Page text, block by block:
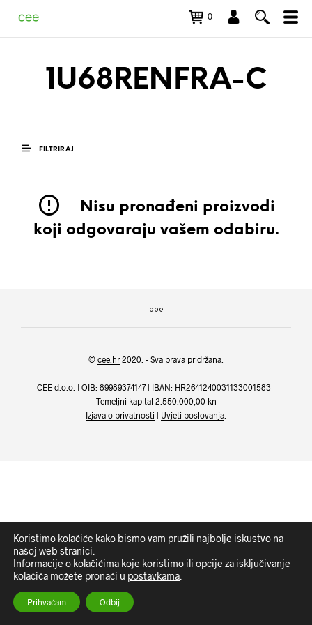
0
1U68RENFRA-C
FILTRIRAJ
Nisu pronađeni proizvodi
koji odgovaraju vašem odabiru.
© cee.hr2020. - Sva prava pridržana.
CEE d.o.o. | OIB: 89989374147 | IBAN: HR2641240031133001583 |
Temeljni kapital 2.550.000,00 kn
Izjava o privatnosti
Uvjeti poslovanja
Koristimo kolačiće kako bismo vam pružili najbolje iskustvo na
našoj web stranici.
Informacije o kolačićima koje koristimo ili opcije za isključivanje
kolačića možete pronaći u postavkama
Prihvaćam Odbij